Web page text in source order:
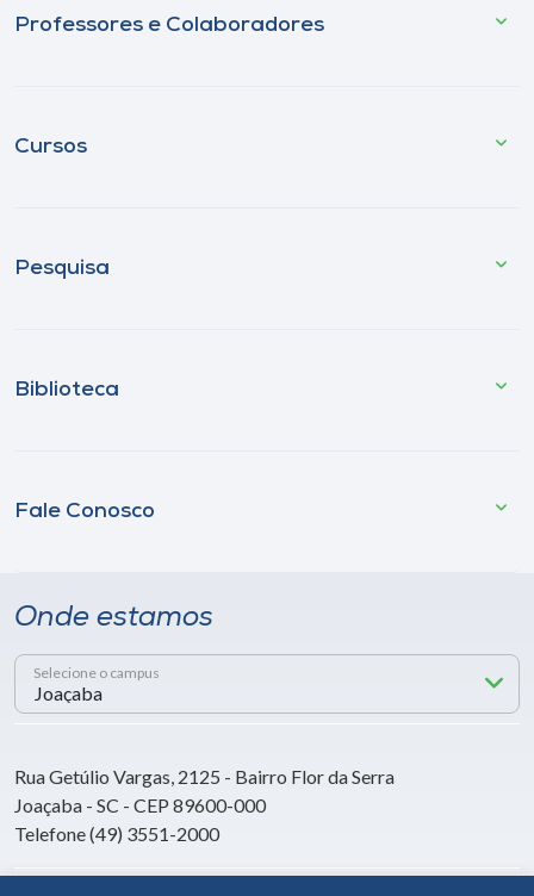
Professores e Colaboradores
Cursos
Pesquisa
Biblioteca
Fale Conosco
Onde estamos
Selecione o campus
Rua Getúlio Vargas, 2125 - Bairro Flor da Serra
Joaçaba - SC - CEP 89600-000
Telefone (49) 3551-2000